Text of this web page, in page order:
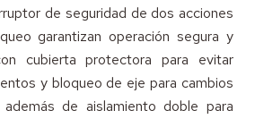
de seguridad de dos acciones
garantizan operación segura y
cubierta protectora para evitar
y bloqueo de eje para cambios
de aislamiento doble para